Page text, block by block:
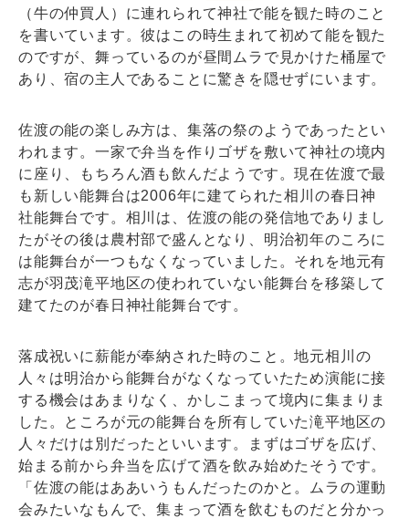
（牛の仲買人）に連れられて神社で能を観た時のこと
を書いています。彼はこの時生まれて初めて能を観た
のですが、舞っているのが昼間ムラで見かけた桶屋で
あり、宿の主人であることに驚きを隠せずにいます。
佐渡の能の楽しみ方は、集落の祭のようであったとい
われます。一家で弁当を作りゴザを敷いて神社の境内
に座り、もちろん酒も飲んだようです。現在佐渡で最
も新しい能舞台は2006年に建てられた相川の春日神
社能舞台です。相川は、佐渡の能の発信地でありまし
たがその後は農村部で盛んとなり、明治初年のころに
は能舞台が一つもなくなっていました。それを地元有
志が羽茂滝平地区の使われていない能舞台を移築して
建てたのが春日神社能舞台です。
落成祝いに薪能が奉納された時のこと。地元相川の
人々は明治から能舞台がなくなっていたため演能に接
する機会はあまりなく、かしこまって境内に集まりま
した。ところが元の能舞台を所有していた滝平地区の
人々だけは別だったといいます。まずはゴザを広げ、
始まる前から弁当を広げて酒を飲み始めたそうです。
「佐渡の能はああいうもんだったのかと。ムラの運動
会みたいなもんで、集まって酒を飲むものだと分かっ